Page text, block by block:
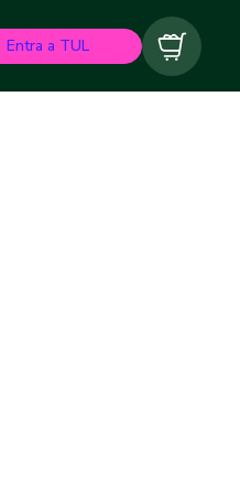
Entra a TUL Carrito